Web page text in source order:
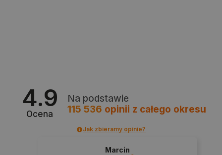
4.9
Ocena
Na podstawie
115 536 opinii z całego okresu
Jak zbieramy opinie?
Marcin